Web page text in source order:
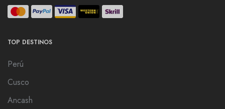
TOP DESTINOS
Perú
Cusco
Ancash